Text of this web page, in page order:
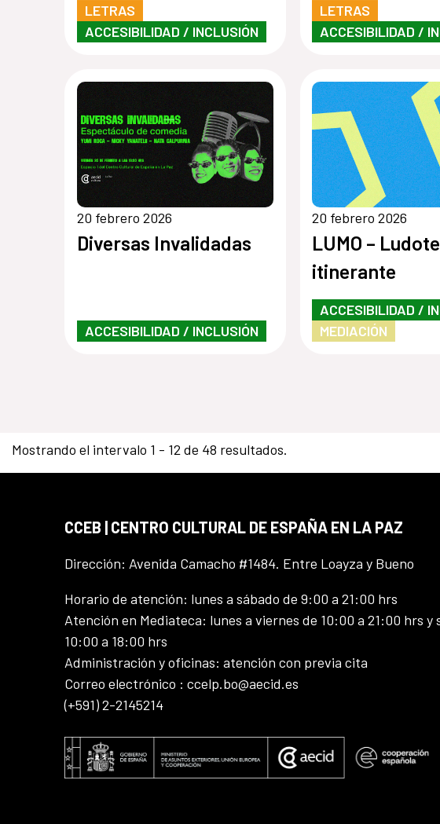
LETRAS
ACCESIBILIDAD / INCLUSIÓN
LETRAS
ACCESIBILIDAD /
20 febrero 2026
Diversas Invalidadas
ACCESIBILIDAD / INCLUSIÓN
20 febrero 2026
LUMO –
itinerante
ACCESIBILIDAD /
MEDIACIÓN
Mostrando el intervalo 1 - 12 de 48 resultados.
CCEB | CENTRO CULTURAL DE ESPAÑA EN LA PAZ
Dirección: Avenida Camacho #1484. Entre Loayza y Bueno
Horario de atención: lunes a sábado de 9:00 a 21:00 hrs
Atención en Mediateca: lunes a viernes de 10:00 a 21:00 hrs y
10:00 a 18:00 hrs
Administración y oficinas: atención con previa cita
Correo electrónico : ccelp.bo@aecid.es
(+591) 2-2145214